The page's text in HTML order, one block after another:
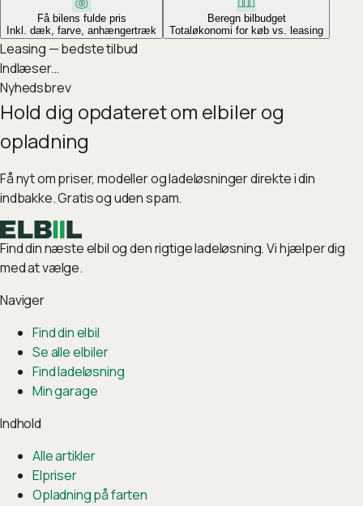
Få bilens fulde pris
Inkl. dæk, farve, anhængertræk
Beregn bilbudget
Totaløkonomi for køb vs. leasing
Leasing — bedste tilbud
Indlæser…
Nyhedsbrev
Hold dig opdateret om elbiler og
opladning
Få nyt om priser, modeller og ladeløsninger direkte i din
indbakke. Gratis og uden spam.
Find din næste elbil og den rigtige ladeløsning. Vi hjælper dig
med at vælge.
Naviger
Find din elbil
Se alle elbiler
Find ladeløsning
Min garage
Indhold
Alle artikler
Elpriser
Opladning på farten